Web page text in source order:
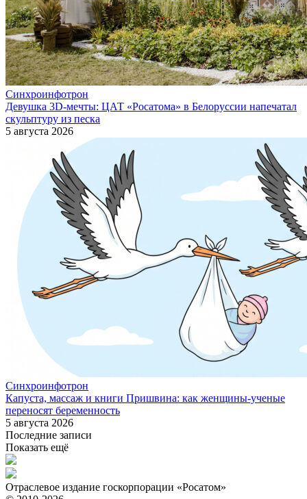
Синхроинфотрон
Девушка 3D-мечты: ЦАТ «Росатома» в Белоруссии напечатал
скульптуру из песка
5 августа 2026
Синхроинфотрон
Капуста, массаж и книги Пришвина: как женщины-ученые
переносят беременность
5 августа 2026
Последние записи
Показать ещё
Отраслевое издание госкорпорации «Росатом»